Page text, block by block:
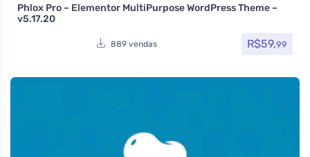
Virtual Multiuso, Política, Portfolio, Reservas e Aluguel, Saúde e
Beleza , Som e video
Avaliação4.80
Phlox Pro – Elementor MultiPurpose WordPress Theme –
v5.17.20
889 vendas R$59,99